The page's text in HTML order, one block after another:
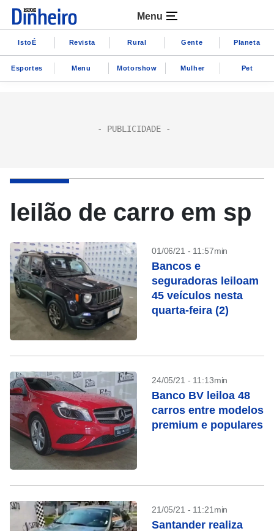
Menu
IstoÉ Revista Rural Gente Planeta
Esportes Menu Motorshow Mulher Pet
leilão de carro em sp
01/06/21 - 11:57min
Bancos e
seguradoras leiloam
45 veículos nesta
quarta-feira (2)
24/05/21 - 11:13min
Banco BV leiloa 48
carros entre modelos
premium e populares
21/05/21 - 11:21min
Santander realiza